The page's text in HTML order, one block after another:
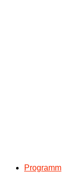
Programm